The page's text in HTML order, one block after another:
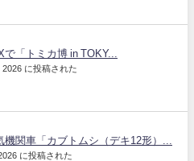
「トミカ博 in TOKY...
2026 に投稿された
関車「カブトムシ（デキ12形）...
に投稿された